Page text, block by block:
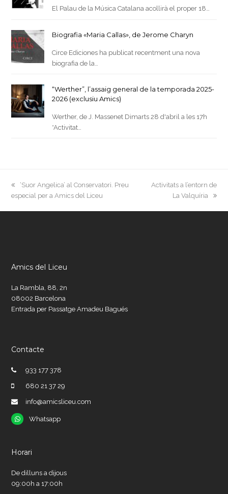
El Palau de la Música Catalana acollirà el proper 18…
Biografia «Maria Callas», de Jerome Charyn
Circe Ediciones ha publicat recentment una nova
biografia de la…
“Werther”, l’assaig general de la temporada 2025-
2026 (exclusiu Amics)
Werther, de J. Massenet Dimarts 28 d'abril a les 17h
*Activitat…
previous
post:
‘Suor Angelica’ al Conservatori. Preu
especial per a Amics del Liceu
next
Activitats a l’entorn de
La Valquíria
Amics del Liceu
La Rambla, 88, 2n
08002 Barcelona
Entrada per Passatge Amadeu Bagués
Contacte
933 177 378
680 21 37 29
info@amicsliceu.com
Whatsapp
Whatsapp
Horari
De dilluns a dijous
09:00h a 17:00h